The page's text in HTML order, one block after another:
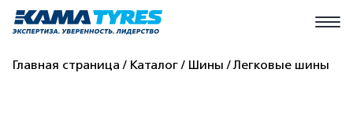
Главная страница Каталог Шины Легковые шины